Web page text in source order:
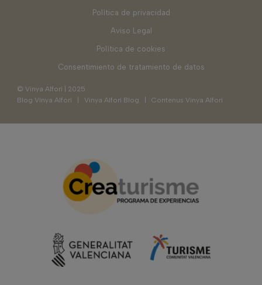
Política de privacidad
Aviso Legal
Política de cookies
Consentimiento de tratamiento de datos
© Vinya Alforí | 2025
Blog Vinya Alforí
Vinya Alforí Blog Contenus Vinya Alforí